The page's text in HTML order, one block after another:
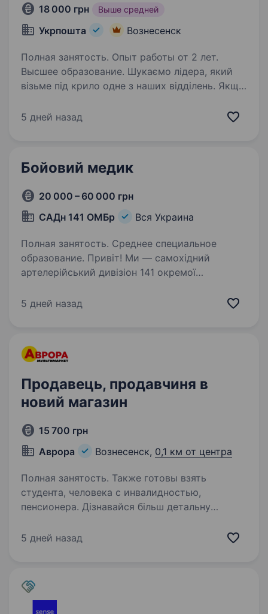
18 000 грн Выше средней
Укрпошта Вознесенск
Полная занятость. Опыт работы от 2 лет.
Высшее образование. Шукаємо лідера, який
візьме під крило одне з наших відділень. Якщо
працювати з клієнтами — ми чекаємо саме
5 дней назад
Бойовий медик
20 000 – 60 000 грн
САДн 141 ОМБр
Вся Украина
Полная занятость. Среднее специальное
образование. Привіт! Ми — самохідний
артелерійський дивізіон 141 окремої
ефективний підрозділ, який бореться за мир і
5 дней назад
Продавець, продавчиня в
новий магазин
15 700 грн
Аврора
Вознесенск, 0,1 км от центра
Полная занятость. Также готовы взять
студента, человека с инвалидностью,
пенсионера. Дізнавайся більш детальну
на вакансії за посиланням: robota.avrora.ua
в команду продавця…
5 дней назад